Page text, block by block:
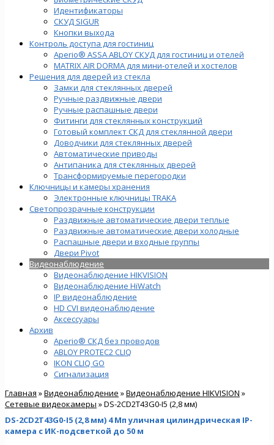
Идентификаторы
СКУД SIGUR
Кнопки выхода
Контроль доступа для гостиниц
Aperio® ASSA ABLOY СКУД для гостиниц и отелей
MATRIX AIR DORMA для мини-отелей и хостелов
Решения для дверей из стекла
Замки для стеклянных дверей
Ручные раздвижные двери
Ручные распашные двери
Фитинги для стеклянных конструкций
Готовый комплект СКД для стеклянной двери
Доводчики для стеклянных дверей
Автоматические приводы
Антипаника для стеклянных дверей
Трансформируемые перегородки
Ключницы и камеры хранения
Электронные ключницы TRAKA
Светопрозрачные конструкции
Раздвижные автоматические двери теплые
Раздвижные автоматические двери холодные
Распашные двери и входные группы
Двери Pivot
Видеонаблюдение
Видеонаблюдение HIKVISION
Видеонаблюдение HiWatch
IP видеонаблюдение
HD CVI видеонаблюдение
Аксессуары
Архив
Aperio® СКД без проводов
ABLOY PROTEC2 CLIQ
IKON CLIQ GO
Сигнализация
Главная »Видеонаблюдение »Видеонаблюдение HIKVISION »
Сетевые видеокамеры » DS-2CD2T43G0-I5 (2,8 мм)
DS-2CD2T43G0-I5 (2,8 мм) 4 Мп уличная цилиндрическая IP-
камера с ИК-подсветкой до 50 м